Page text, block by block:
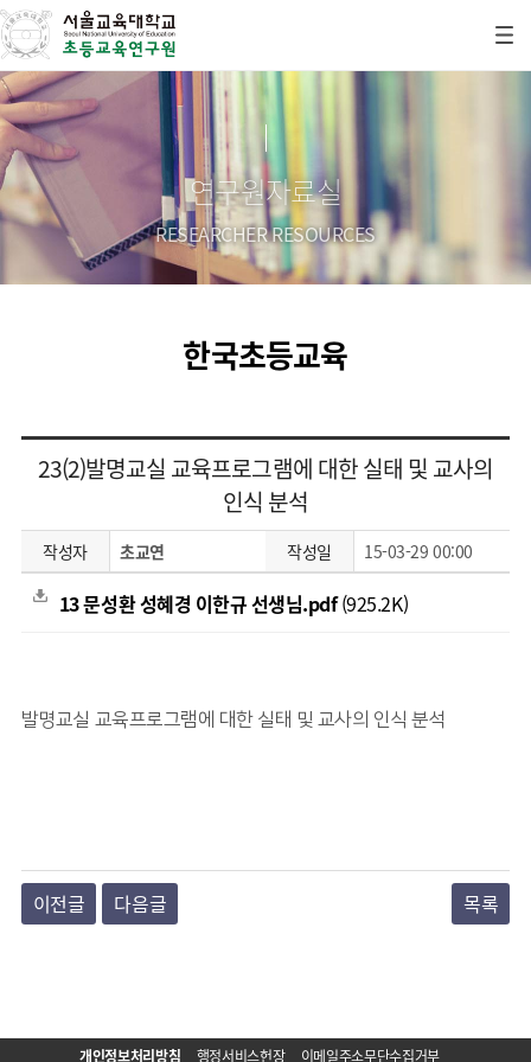
연구원자료실
RESEARCHER RESOURCES
한국초등교육
23(2)발명교실 교육프로그램에 대한 실태 및 교사의
인식 분석
작성자 초교연 작성일 15-03-29 00:00
13 문성환 성혜경 이한규 선생님.pdf(925.2K)
발명교실 교육프로그램에 대한 실태 및 교사의 인식 분석
이전글 다음글 목록
개인정보처리방침 행정서비스헌장 이메일주소무단수집거부